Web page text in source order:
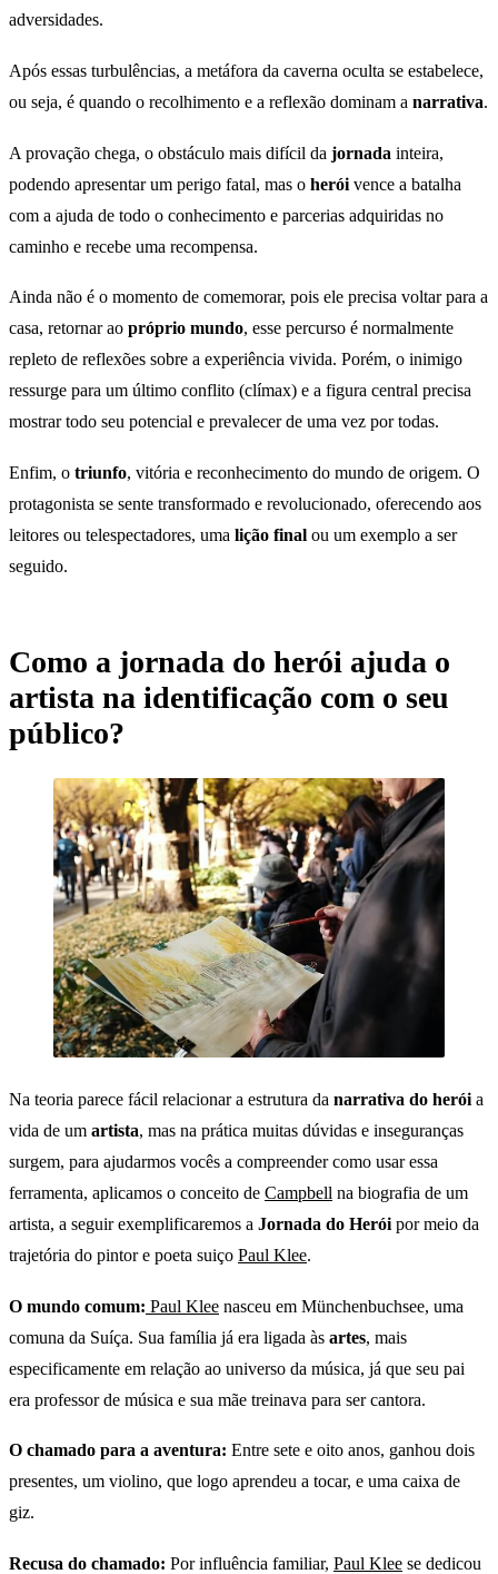
adversidades.
Após essas turbulências, a metáfora da caverna oculta se estabelece,
ou seja, é quando o recolhimento e a reflexão dominam a narrativa.
A provação chega, o obstáculo mais difícil da jornada inteira,
podendo apresentar um perigo fatal, mas o herói vence a batalha
com a ajuda de todo o conhecimento e parcerias adquiridas no
caminho e recebe uma recompensa.
Ainda não é o momento de comemorar, pois ele precisa voltar para a
casa, retornar ao próprio mundo, esse percurso é normalmente
repleto de reflexões sobre a experiência vivida. Porém, o inimigo
ressurge para um último conflito (clímax) e a figura central precisa
mostrar todo seu potencial e prevalecer de uma vez por todas.
Enfim, o triunfo, vitória e reconhecimento do mundo de origem. O
protagonista se sente transformado e revolucionado, oferecendo aos
leitores ou telespectadores, uma lição final ou um exemplo a ser
seguido.
Como a jornada do herói ajuda o
artista na identificação com o seu
público?
Na teoria parece fácil relacionar a estrutura da narrativa do herói a
vida de um artista, mas na prática muitas dúvidas e inseguranças
surgem, para ajudarmos vocês a compreender como usar essa
ferramenta, aplicamos o conceito de Campbell na biografia de um
artista, a seguir exemplificaremos a Jornada do Herói por meio da
trajetória do pintor e poeta suiço Paul Klee.
O mundo comum: Paul Klee nasceu em Münchenbuchsee, uma
comuna da Suíça. Sua família já era ligada às artes, mais
especificamente em relação ao universo da música, já que seu pai
era professor de música e sua mãe treinava para ser cantora.
O chamado para a aventura: Entre sete e oito anos, ganhou dois
presentes, um violino, que logo aprendeu a tocar, e uma caixa de
giz.
Recusa do chamado: Por influência familiar, Paul Klee se dedicou